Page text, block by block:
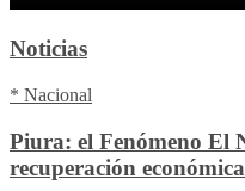
Noticias
* Nacional
Piura: el Fenómeno El
recuperación